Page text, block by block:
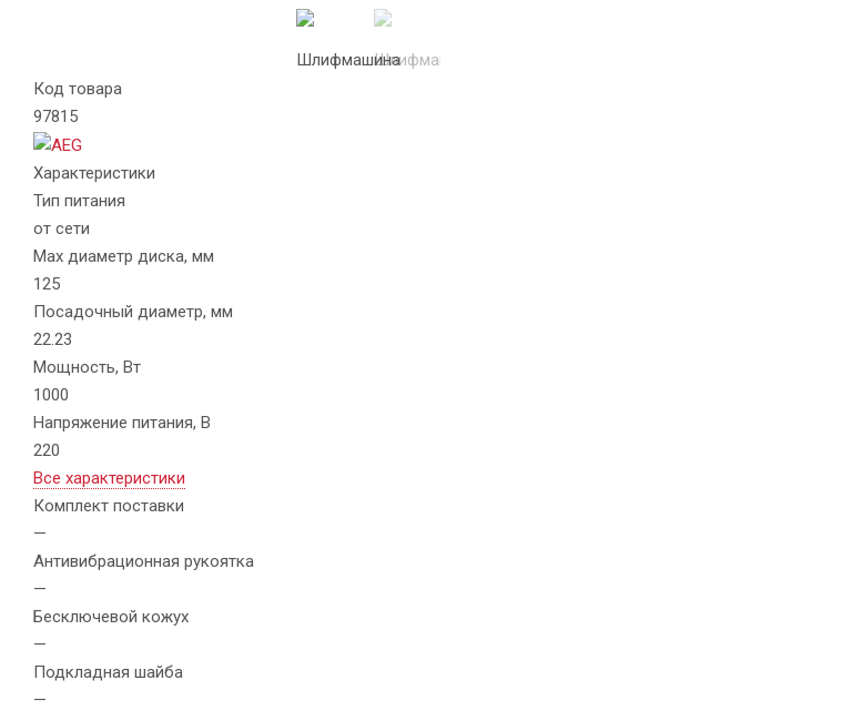
Код товара
97815
Характеристики
Тип питания
от сети
Max диаметр диска, мм
125
Посадочный диаметр, мм
22.23
Мощность, Вт
1000
Напряжение питания, В
220
Все характеристики
Комплект поставки
—
Антивибрационная рукоятка
—
Бесключевой кожух
—
Подкладная шайба
—